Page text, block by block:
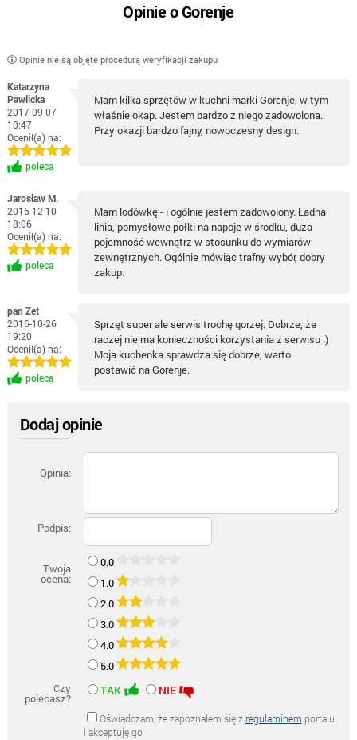
Opinie o Gorenje
Opinie nie są objęte procedurą weryfikacji zakupu
Katarzyna
Pawlicka
2017-09-07
10:47
Ocenił(a) na:
poleca
Mam kilka sprzętów w kuchni marki Gorenje, w tym
właśnie okap. Jestem bardzo z niego zadowolona.
Przy okazji bardzo fajny, nowoczesny design.
Jarosław M.
2016-12-10
18:06
Ocenił(a) na:
poleca
Mam lodówkę - i ogólnie jestem zadowolony. Ładna
linia, pomysłowe półki na napoje w środku, duża
pojemność wewnątrz w stosunku do wymiarów
zewnętrznych. Ogólnie mówiąc trafny wybór, dobry
zakup.
pan Zet
2016-10-26
19:20
Ocenił(a) na:
poleca
Sprzęt super ale serwis trochę gorzej. Dobrze, że
raczej nie ma konieczności korzystania z serwisu :)
Moja kuchenka sprawdza się dobrze, warto
postawić na Gorenje.
Dodaj opinie
Opinia:
Podpis:
Twoja
ocena:
0.0
1.0
2.0
3.0
4.0
5.0
Czy
polecasz?
TAK NIE
Oświadczam, że zapoznałem się z regulaminem portalu
i akceptuję go